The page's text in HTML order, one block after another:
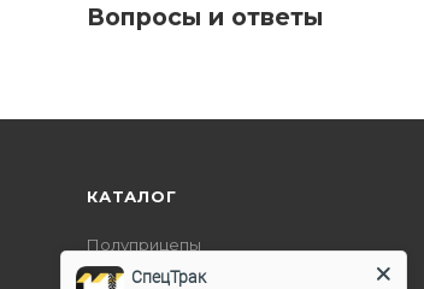
Вопросы и ответы
КАТАЛОГ
Полуприцепы
Дорожно-строительная техника
СпецТрак